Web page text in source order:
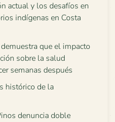
actual y los desafíos en
indígenas en Costa
que el impacto
sobre la salud
semanas después
histórico de la
denuncia doble